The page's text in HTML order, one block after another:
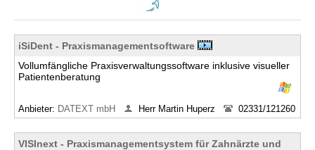
iSiDent - Praxismanagementsoftware
Vollumfängliche Praxisverwaltungssoftware inklusive visueller
Patientenberatung
Anbieter: DATEXT mbH Herr Martin Huperz 02331/121260
VISInext - Praxismanagementsystem für Zahnärzte und